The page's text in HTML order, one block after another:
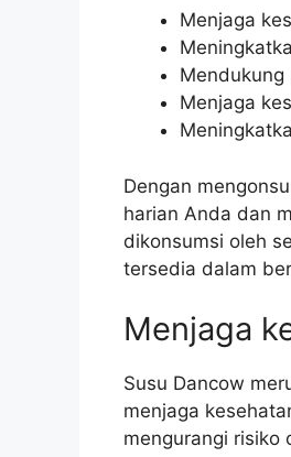
Menjaga
Menjaga
Dengan
harian Anda dan
dikonsumsi oleh
tersedia dalam
Menjaga
Susu Dancow
menjaga
mengurangi risiko